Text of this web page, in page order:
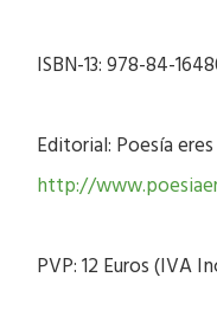
ISBN-13: 978-84-
Editorial: Poesía
http://
PVP: 12 Euros (IVA